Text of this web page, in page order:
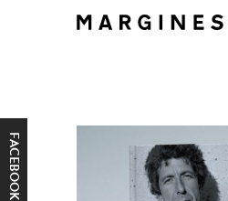
FACEBOOK